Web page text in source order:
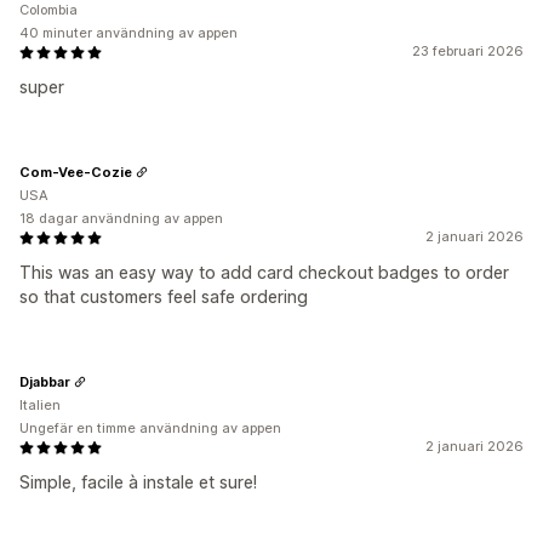
23 februari 2026
super
Colombia
40 minuter användning av appen
2 januari 2026
This was an easy way to add card checkout badges to order
so that customers feel safe ordering
Com-Vee-Cozie
USA
18 dagar användning av appen
2 januari 2026
Simple, facile à instale et sure!
Djabbar
Italien
Ungefär en timme användning av appen